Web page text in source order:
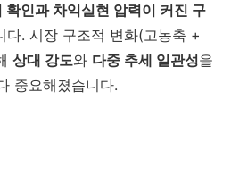
확인과 차익실현 압력이 커진 구
다. 시장 구조적 변화(고농축 +
상대 강도와 다중 추세 일관성을
중요해졌습니다.